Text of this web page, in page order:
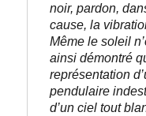
noir, pardon,
cause, la
Même le soleil
ainsi démontré
représentation
pendulaire
d’un ciel tout